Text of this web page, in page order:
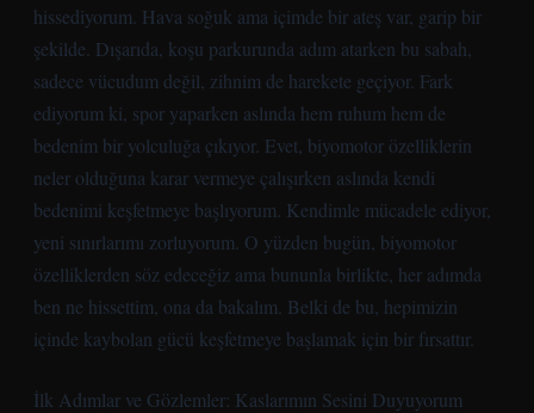
hissediyorum. Hava soğuk ama içimde bir ateş var, garip bir
şekilde. Dışarıda, koşu parkurunda adım atarken bu sabah,
sadece vücudum değil, zihnim de harekete geçiyor. Fark
ediyorum ki, spor yaparken aslında hem ruhum hem de
bedenim bir yolculuğa çıkıyor. Evet, biyomotor özelliklerin
neler olduğuna karar vermeye çalışırken aslında kendi
bedenimi keşfetmeye başlıyorum. Kendimle mücadele ediyor,
yeni sınırlarımı zorluyorum. O yüzden bugün, biyomotor
özelliklerden söz edeceğiz ama bununla birlikte, her adımda
ben ne hissettim, ona da bakalım. Belki de bu, hepimizin
içinde kaybolan gücü keşfetmeye başlamak için bir fırsattır.
İlk Adımlar ve Gözlemler: Kaslarımın Sesini Duyuyorum